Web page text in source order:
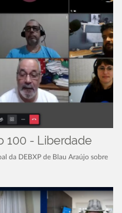
100 - Liberdade
da DEBXP de Blau Araújo sobre